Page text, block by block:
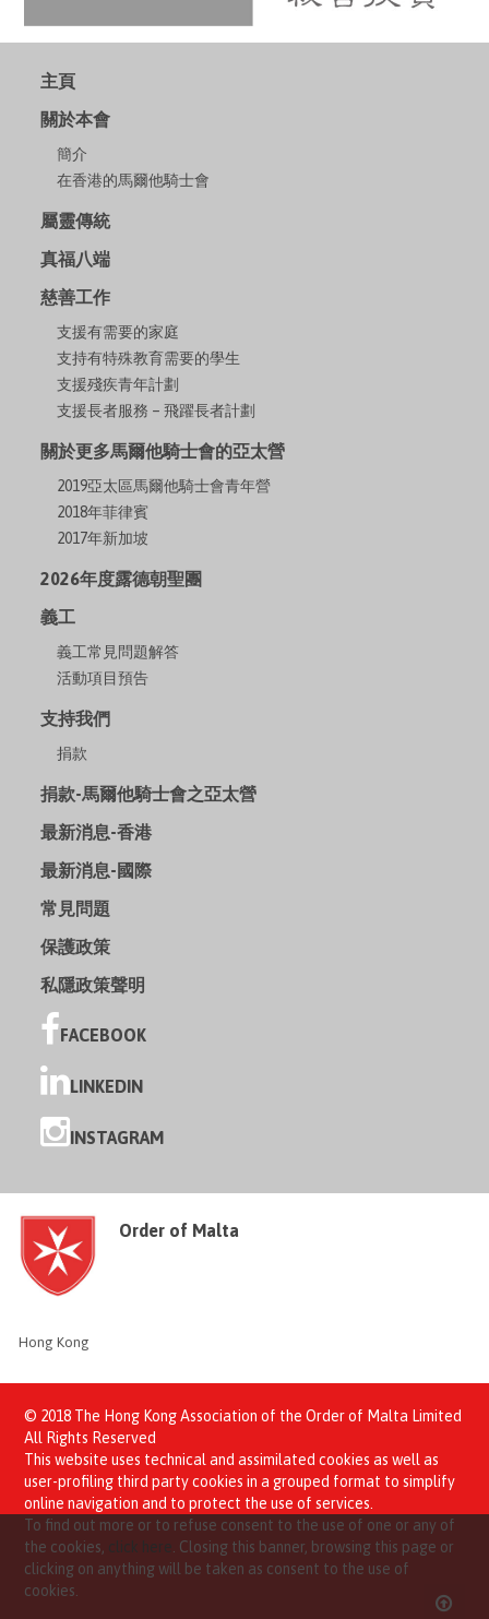
主頁
關於本會
簡介
在香港的馬爾他騎士會
屬靈傳統
真福八端
慈善工作
支援有需要的家庭
支持有特殊教育需要的學生
支援殘疾青年計劃
支援長者服務 – 飛躍長者計劃
關於更多馬爾他騎士會的亞太營
2019亞太區馬爾他騎士會青年營
2018年菲律賓
2017年新加坡
2026年度露德朝聖團
義工
義工常見問題解答
活動項目預告
支持我們
捐款
捐款-馬爾他騎士會之亞太營
最新消息-香港
最新消息-國際
常見問題
保護政策
私隱政策聲明
FACEBOOK
LINKEDIN
INSTAGRAM
Order of Malta
Hong Kong
© 2018 The Hong Kong Association of the Order of Malta Limited
All Rights Reserved
This website uses technical and assimilated cookies as well as
user-profiling third party cookies in a grouped format to simplify
online navigation and to protect the use of services.
To find out more or to refuse consent to the use of one or any of
the cookies, click here . Closing this banner, browsing this page or
clicking on anything will be taken as consent to the use of
cookies.